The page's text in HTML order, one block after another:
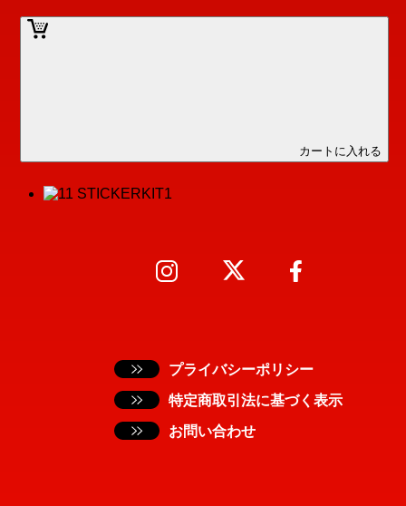
カートに入れる
プライバシーポリシー
特定商取引法に基づく表示
お問い合わせ